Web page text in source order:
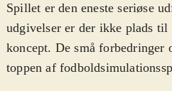
Spillet er den eneste seriøse
udgivelser er der ikke plads til
koncept. De små forbedringer
toppen af